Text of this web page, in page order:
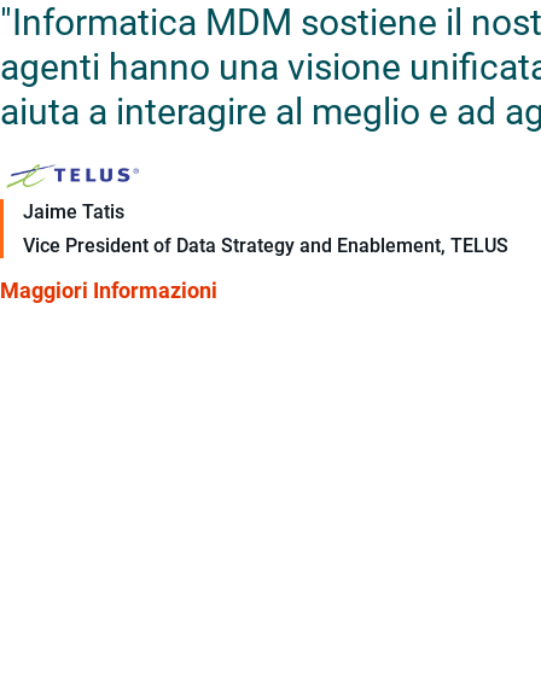
"Informatica MDM sostiene il
agenti hanno una visione
aiuta a interagire al meglio e ad
Jaime Tatis
Vice President of Data Strategy and Enablement, TELUS
Maggiori Informazioni